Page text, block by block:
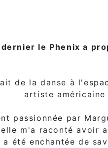
dernier le Phenix a
de la danse à
artiste
passionnée par
m'a raconté avoir
a été enchantée de